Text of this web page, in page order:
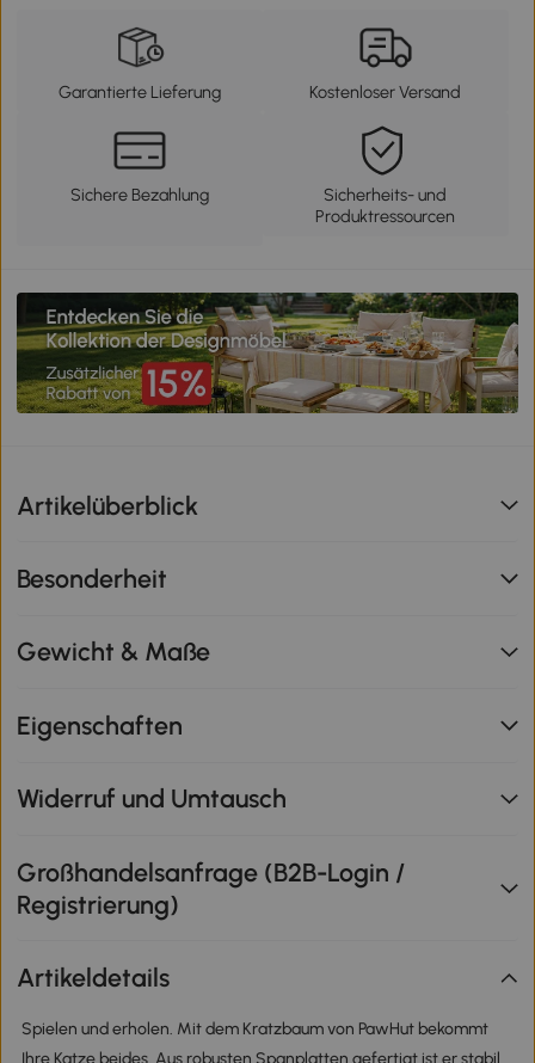
Garantierte Lieferung Kostenloser Versand
Sichere Bezahlung
Sicherheits- und
Produktressourcen
Artikelüberblick
Besonderheit
Gewicht & Maße
Eigenschaften
Widerruf und Umtausch
Großhandelsanfrage (B2B-Login /
Registrierung)
Artikeldetails
Spielen und erholen. Mit dem Kratzbaum von PawHut bekommt
Ihre Katze beides. Aus robusten Spanplatten gefertigt ist er stabil